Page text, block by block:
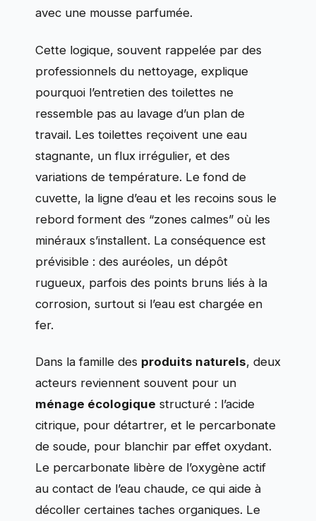
avec une mousse parfumée.
Cette logique, souvent rappelée par des
professionnels du nettoyage, explique
pourquoi l’entretien des toilettes ne
ressemble pas au lavage d’un plan de
travail. Les toilettes reçoivent une eau
stagnante, un flux irrégulier, et des
variations de température. Le fond de
cuvette, la ligne d’eau et les recoins sous le
rebord forment des “zones calmes” où les
minéraux s’installent. La conséquence est
prévisible : des auréoles, un dépôt
rugueux, parfois des points bruns liés à la
corrosion, surtout si l’eau est chargée en
fer.
Dans la famille des produits naturels, deux
acteurs reviennent souvent pour un
ménage écologique structuré : l’acide
citrique, pour détartrer, et le percarbonate
de soude, pour blanchir par effet oxydant.
Le percarbonate libère de l’oxygène actif
au contact de l’eau chaude, ce qui aide à
décoller certaines taches organiques. Le